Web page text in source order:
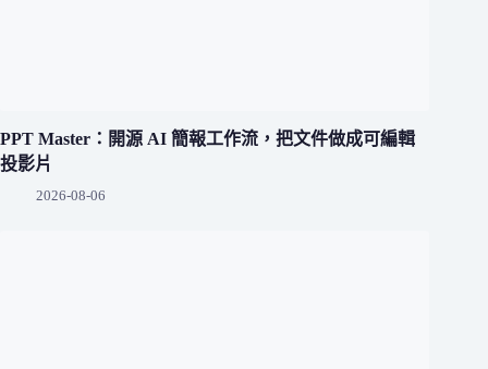
PPT Master：開源 AI 簡報工作流，把文件做成可編輯
投影片
2026-08-06